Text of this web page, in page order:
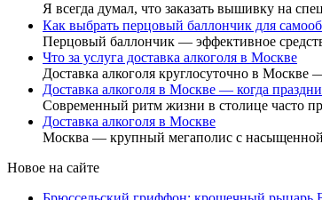
Я всегда думал, что заказать вышивку на
Как выбрать перцовый баллончик для
Перцовый баллончик — эффективное
Что за услуга доставка алкоголя в Москве
Доставка алкоголя круглосуточно в Москве
Доставка алкоголя в Москве — когда
Современный ритм жизни в столице часто
Доставка алкоголя в Москве
Москва — крупный мегаполис с
Новое на сайте